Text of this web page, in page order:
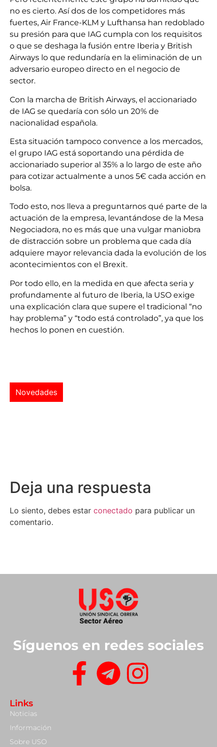
no es cierto. Así dos de los competidores más
fuertes, Air France-KLM y Lufthansa han redoblado
su presión para que IAG cumpla con los requisitos
o que se deshaga la fusión entre Iberia y British
Airways lo que redundaría en la eliminación de un
adversario europeo directo en el negocio de
sector.
Con la marcha de British Airways, el accionariado
de IAG se quedaría con sólo un 20% de
nacionalidad española.
Esta situación tampoco convence a los mercados,
el grupo IAG está soportando una pérdida de
accionariado superior al 35% a lo largo de este año
para cotizar actualmente a unos 5€ cada acción en
bolsa.
Todo esto, nos lleva a preguntarnos qué parte de la
actuación de la empresa, levantándose de la Mesa
Negociadora, no es más que una vulgar maniobra
de distracción sobre un problema que cada día
adquiere mayor relevancia dada la evolución de los
acontecimientos con el Brexit.
Por todo ello, en la medida en que afecta seria y
profundamente al futuro de Iberia, la USO exige
una explicación clara que supere el tradicional “no
hay problema” y “todo está controlado”, ya que los
hechos lo ponen en cuestión.
Novedades
Deja una respuesta
Lo siento, debes estar conectado para publicar un
comentario.
Síguenos en redes sociales
Links
Noticias
Información
Sobre USO